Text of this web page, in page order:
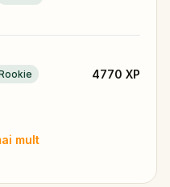
4770 XP
mult